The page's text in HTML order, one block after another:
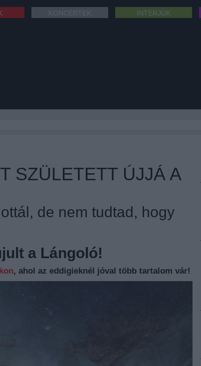
INTERJÚK
SZÜLETETT ÚJJÁ A
de nem tudtad, hogy
a Lángoló!
, ahol az eddigieknél jóval több tartalom vár!